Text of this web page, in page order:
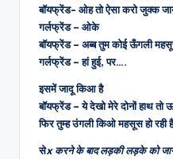
बॉयफ्रेंड- ओह तो ऐसा करो जुक्क
गर्लफ्रेंड – ओके
बॉयफ्रेंड – अब्ब तुम कोई ऊँगली
गर्लफ्रेंड – हां हुई, पर….
इसमें जादू किआ है
बॉयफ्रेंड – ये देखो मेरे दोनों हाथ तो
फिर तुम्ह उंगली किओ महसूस हो रही है
सेx करने के बाद लड़की लड़के को जानू